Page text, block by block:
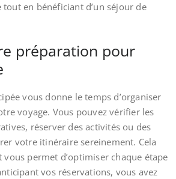
en bénéficiant d’un séjour de
préparation pour
vous donne le temps d’organiser
voyage. Vous pouvez vérifier les
réserver des activités ou des
votre itinéraire sereinement. Cela
permet d’optimiser chaque étape
vos réservations, vous avez